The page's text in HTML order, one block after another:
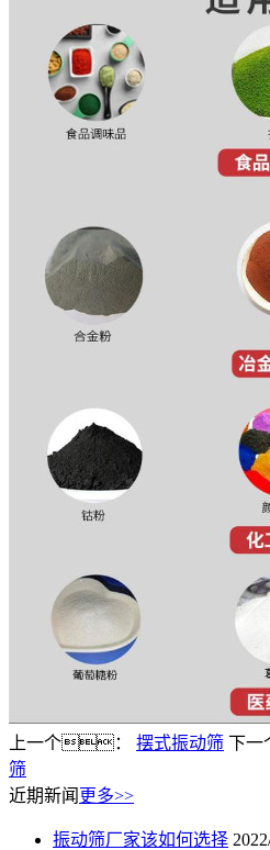
上一个： 摆式振动筛 下
筛
近期新闻 更多>>
振动筛厂家该如何选择